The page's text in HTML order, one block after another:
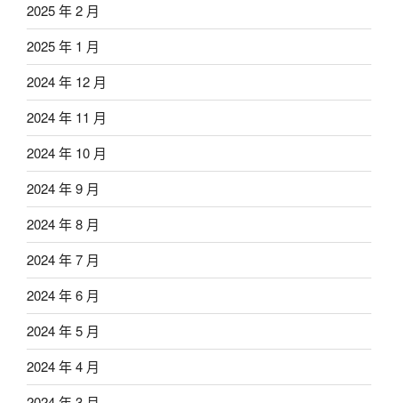
2025 年 2 月
2025 年 1 月
2024 年 12 月
2024 年 11 月
2024 年 10 月
2024 年 9 月
2024 年 8 月
2024 年 7 月
2024 年 6 月
2024 年 5 月
2024 年 4 月